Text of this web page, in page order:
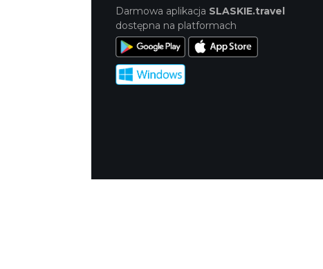
Darmowa aplikacja SLASKIE.travel
dostępna na platformach